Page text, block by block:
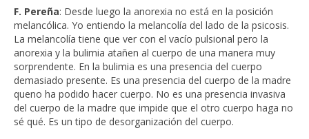
F. Pereña: Desde luego la anorexia no está en la posición
melancólica. Yo entiendo la melancolía del lado de la psicosis.
La melancolía tiene que ver con el vacío pulsional pero la
anorexia y la bulimia atañen al cuerpo de una manera muy
sorprendente. En la bulimia es una presencia del cuerpo
demasiado presente. Es una presencia del cuerpo de la madre
queno ha podido hacer cuerpo. No es una presencia invasiva
del cuerpo de la madre que impide que el otro cuerpo haga no
sé qué. Es un tipo de desorganización del cuerpo.